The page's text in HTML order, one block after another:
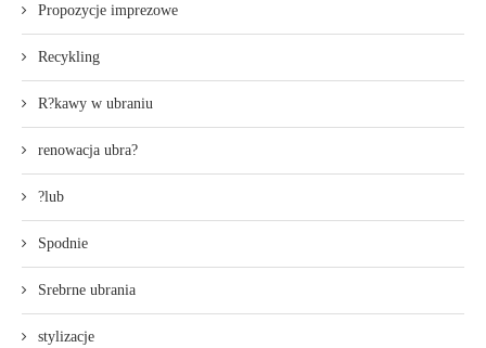
Propozycje imprezowe
Recykling
R?kawy w ubraniu
renowacja ubra?
?lub
Spodnie
Srebrne ubrania
stylizacje